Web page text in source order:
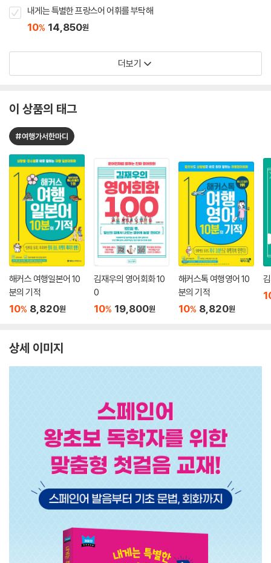
내게는 특별한 프랑스어 어휘를 부탁해
10% 14,850원
더보기
이 상품의 태그
#여행가서한마디
해커스 여행일본어 10
분의 기적
10% 8,820원
김재우의 영어회화 10
0
10% 19,800원
해커스톡 여행영어 10
분의 기적
10% 8,820원
상세 이미지